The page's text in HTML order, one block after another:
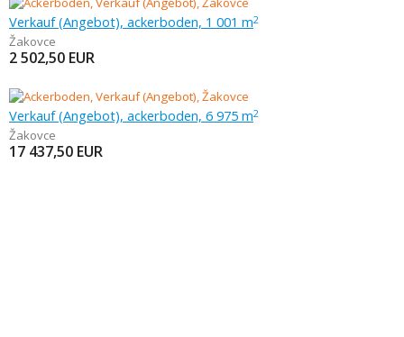
Verkauf (Angebot), ackerboden, 1 001 m2
Žakovce
2 502,50 EUR
Verkauf (Angebot), ackerboden, 6 975 m2
Žakovce
17 437,50 EUR